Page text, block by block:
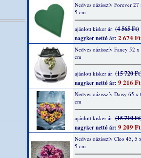
Nedves oázisszív Forever
5 cm
ajánlott kisker ár:(4 565 Ft)
nagyker nettó ár: 2 674 Ft
Nedves oázisszív Fancy 52
cm
ajánlott kisker ár:(15 720
nagyker nettó ár: 9 216 Ft
Nedves oázisszív Daisy 65 x
cm
ajánlott kisker ár:(15 710
nagyker nettó ár: 9 209 Ft
Nedves oázisszív Cleo 45, 5
5 cm